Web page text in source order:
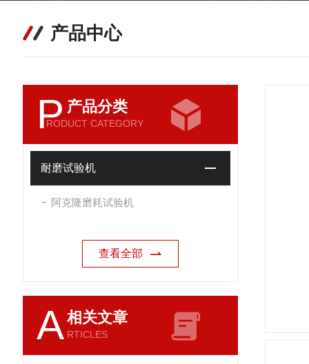
产品中心
P 产品分类
RODUCT CATEGORY
耐磨试验机
阿克隆磨耗试验机
查看全部
A相关文章
RTICLES